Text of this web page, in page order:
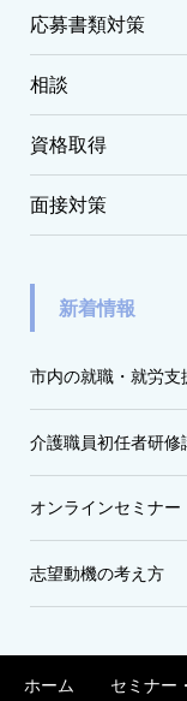
応募書類対策
相談
資格取得
面接対策
新着情報
市内の就職・就労支
介護職員初任者研
オンラインセミナ
志望動機の考え方
ホーム セミナー